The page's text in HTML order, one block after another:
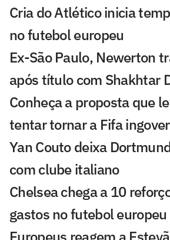
Cria do Atlético inicia
no futebol europeu
Ex-São Paulo, Newerton
após título com Shakhtar
Conheça a proposta que
tentar tornar a Fifa
Yan Couto deixa
com clube italiano
Chelsea chega a 10
gastos no futebol europeu